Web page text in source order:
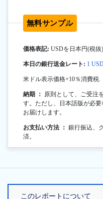
無料サンプル
価格表記: USDを日本円(税抜
本日の銀行送金レート: 1
米ドル表示価格+10％消費税.
納期 ： 原則として、ご受注
す。ただし、日本語版が必
お届けします。
お支払い方法 ： 銀行振込、
済。